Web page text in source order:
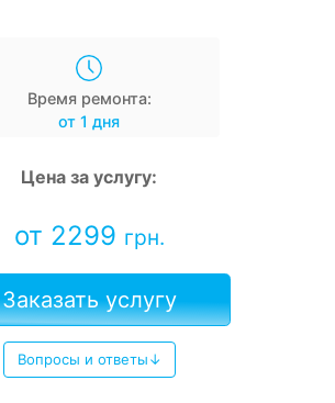
Время ремонта:
от 1 дня
Цена за услугу:
от 2299 грн.
Заказать услугу
Вопросы и ответы↓